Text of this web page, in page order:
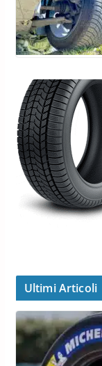
Ultimi Articoli